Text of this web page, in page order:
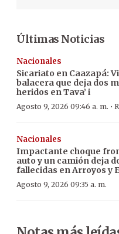
Últimas Noticias
Nacionales
Sicariato en Caazapá:
balacera que deja dos
heridos en Tava’ i
Agosto 9, 2026 09:46 a. m. ·
Nacionales
Impactante choque
auto y un camión deja
fallecidas en Arroyos y
Agosto 9, 2026 09:35 a. m.